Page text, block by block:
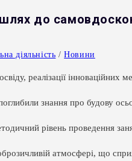
до
діяльність / Новини
реалізації інноваційних
знання про будову
рівень проведення
атмосфері, що